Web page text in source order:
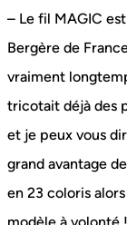
– Le fil MAGIC
Bergère de
vraiment
tricotait déjà des
et je peux vous
grand avantage
en 23 coloris